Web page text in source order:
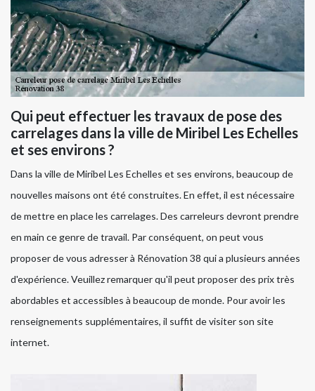
Qui peut effectuer les travaux de pose des
carrelages dans la ville de Miribel Les Echelles
et ses environs ?
Dans la ville de Miribel Les Echelles et ses environs, beaucoup de
nouvelles maisons ont été construites. En effet, il est nécessaire
de mettre en place les carrelages. Des carreleurs devront prendre
en main ce genre de travail. Par conséquent, on peut vous
proposer de vous adresser à Rénovation 38 qui a plusieurs années
d'expérience. Veuillez remarquer qu'il peut proposer des prix très
abordables et accessibles à beaucoup de monde. Pour avoir les
renseignements supplémentaires, il suffit de visiter son site
internet.